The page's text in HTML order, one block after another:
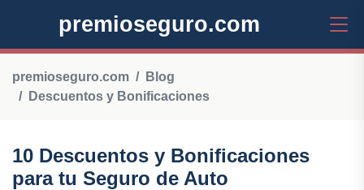
premioseguro.com
premioseguro.com
Blog
Descuentos y Bonificaciones
10 Descuentos y Bonificaciones
para tu Seguro de Auto